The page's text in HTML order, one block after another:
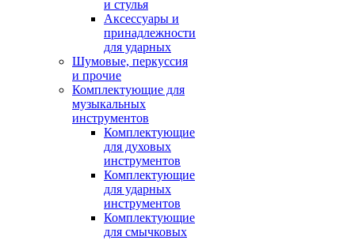
и стулья
Аксессуары и
принадлежности
для ударных
Шумовые, перкуссия
и прочие
Комплектующие для
музыкальных
инструментов
Комплектующие
для духовых
инструментов
Комплектующие
для ударных
инструментов
Комплектующие
для смычковых